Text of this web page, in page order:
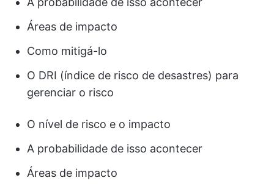
Áreas de impacto
Como mitigá-lo
O DRI (índice de risco de desastres) para
gerenciar o risco
O nível de risco e o impacto
A probabilidade de isso acontecer
Áreas de impacto